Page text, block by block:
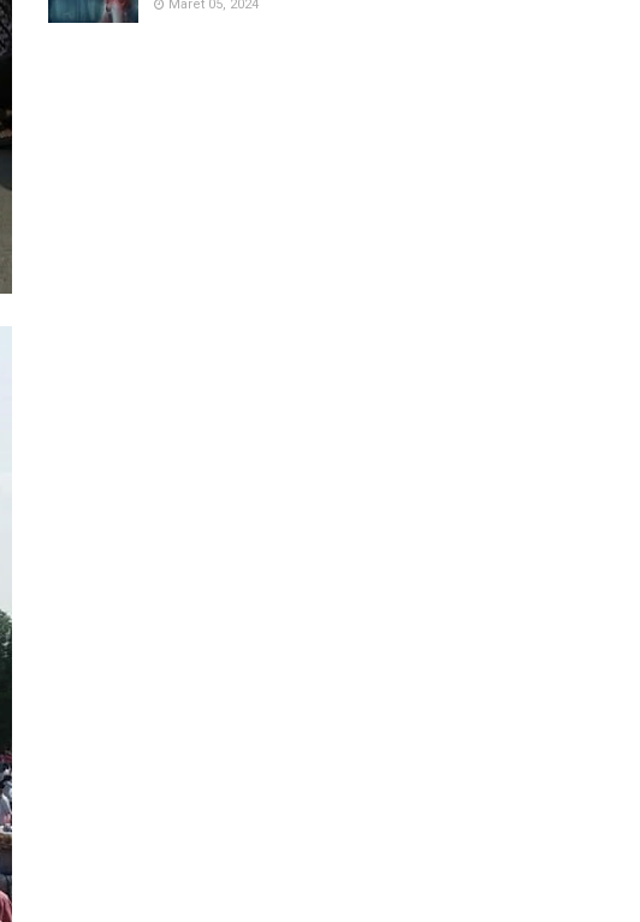
Maret 05, 2024